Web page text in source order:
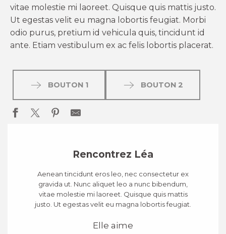
vitae molestie mi laoreet. Quisque quis mattis justo.
Ut egestas velit eu magna lobortis feugiat. Morbi
odio purus, pretium id vehicula quis, tincidunt id
ante. Etiam vestibulum ex ac felis lobortis placerat.
BOUTON 1 BOUTON 2
Rencontrez Léa
Aenean tincidunt eros leo, nec consectetur ex
gravida ut. Nunc aliquet leo a nunc bibendum,
vitae molestie mi laoreet. Quisque quis mattis
justo. Ut egestas velit eu magna lobortis feugiat.
Elle aime